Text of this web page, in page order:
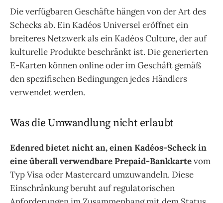
Die verfügbaren Geschäfte hängen von der Art des
Schecks ab. Ein Kadéos Universel eröffnet ein
breiteres Netzwerk als ein Kadéos Culture, der auf
kulturelle Produkte beschränkt ist. Die generierten
E-Karten können online oder im Geschäft gemäß
den spezifischen Bedingungen jedes Händlers
verwendet werden.
Was die Umwandlung nicht erlaubt
Edenred bietet nicht an, einen Kadéos-Scheck in
eine überall verwendbare Prepaid-Bankkartevom
Typ Visa oder Mastercard umzuwandeln. Diese
Einschränkung beruht auf regulatorischen